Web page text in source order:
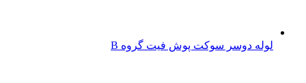
لوله دوسر سوکت پوش فیت گروه B